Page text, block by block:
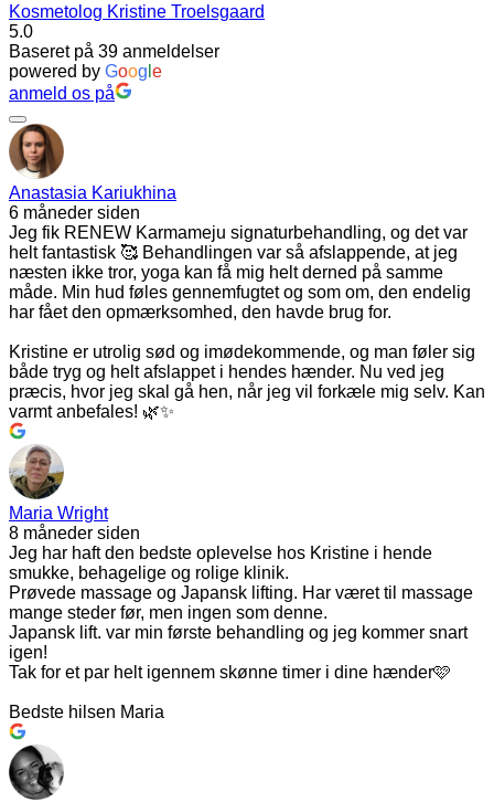
Kosmetolog Kristine Troelsgaard
5.0
Baseret på 39 anmeldelser
powered by Goog e
anmeld os på
Anastasia Kariukhina
6 måneder siden
Jeg fik RENEW Karmameju signaturbehandling, og det var
helt fantastisk 🥰 Behandlingen var så afslappende, at jeg
næsten ikke tror, yoga kan få mig helt derned på samme
måde. Min hud føles gennemfugtet og som om, den endelig
har fået den opmærksomhed, den havde brug for.
Kristine er utrolig sød og imødekommende, og man føler sig
både tryg og helt afslappet i hendes hænder. Nu ved jeg
præcis, hvor jeg skal gå hen, når jeg vil forkæle mig selv. Kan
varmt anbefales! 🌿✨
Maria Wright
8 måneder siden
Jeg har haft den bedste oplevelse hos Kristine i hende
smukke, behagelige og rolige klinik.
Prøvede massage og Japansk lifting. Har været til massage
mange steder før, men ingen som denne.
Japansk lift. var min første behandling og jeg kommer snart
igen!
Tak for et par helt igennem skønne timer i dine hænder🩷
Bedste hilsen Maria